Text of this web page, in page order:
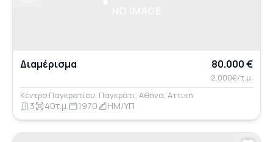
Διαμέρισμα 80.000 €
2.000€/τ.μ.
Κέντρο Παγκρατίου, Παγκράτι, Αθήνα, Αττική
3 40τ.μ. 1970 ΗΜ/ΥΠ